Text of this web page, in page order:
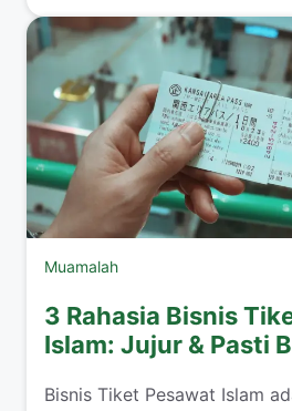
Muamalah
3 Rahasia Bisnis
Islam: Jujur & Pasti
​Bisnis Tiket Pesawat Islam